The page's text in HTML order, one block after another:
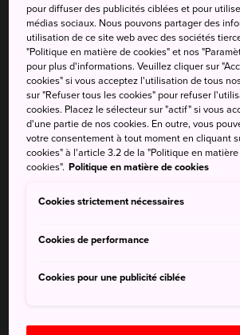
et des flèches, vous pouvez profiter de
Adventure et sa tyrolienne à travers la
Ninja Wars, un véritable RPG (jeu de
jouer le rôle du héros et sauver votre
s'agit d'un parc à thème que tout le
aussi bien les enfants que les adultes.
bien remplie, vous pourrez vous
du château d'Azuchi.
expérience authentique
théâtre avec de l'action, des rires et
pour diffuser des publicités ciblées et pour
médias sociaux. Nous pouvons partager des
utilisation de ce site web avec des sociétés
"Politique en matière de cookies" et nos
pour plus d'informations. Veuillez cliquer sur
cookies" si vous acceptez l'utilisation de tous
sur "Refuser tous les cookies" pour refuser
cookies. Placez le sélecteur sur "actif" si vous
d'une partie de nos cookies. En outre, vous
votre consentement à tout moment en cliquant
cookies" à l'article 3.2 de la "Politique en
cookies". Politique en matière de cookies
Cookies strictement nécessaires
Cookies de performance
Cookies pour une publicité ciblée